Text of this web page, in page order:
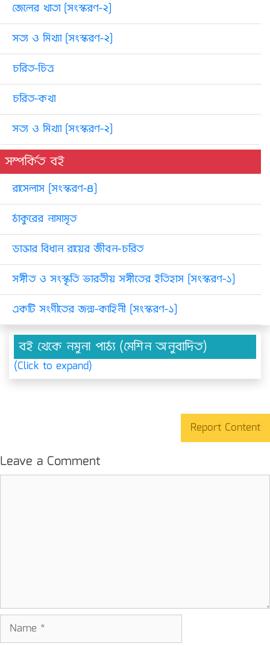
জেলের খাতা [সংস্করণ-২]
সত্য ও মিথ্যা [সংস্করণ-২]
চরিত-চিত্র
চরিত-কথা
সত্য ও মিথ্যা [সংস্করণ-২]
সম্পর্কিত বই
রাসেলাস [সংস্করণ-৪]
ঠাকুরের নামামৃত
ডাক্তার বিধান রায়ের জীবন-চরিত
সঙ্গীত ও সংস্কৃতি ভারতীয় সঙ্গীতের ইতিহাস [সংস্করণ-১]
একটি সংগীতের জন্ম-কাহিনী [সংস্করণ-১]
বই থেকে নমুনা পাঠ্য (মেশিন অনুবাদিত)
(Click to expand)
Report Content
Leave a Comment
Name